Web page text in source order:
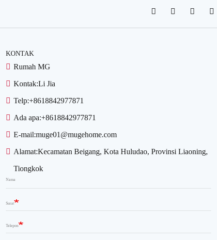
KONTAK
Rumah MG
Kontak:Li Jia
Telp:+8618842977871
Ada apa:+8618842977871
E-mail:muge01@mugehome.com
Alamat:Kecamatan Beigang, Kota Huludao, Provinsi Liaoning,
Tiongkok
Nama
Surat
Telepon